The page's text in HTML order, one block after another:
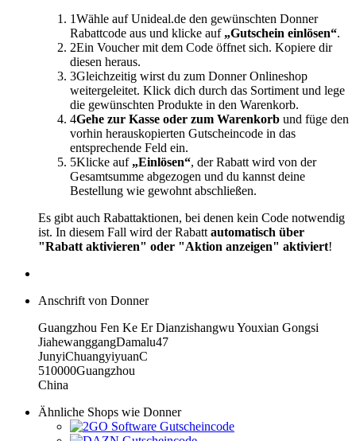
1Wähle auf Unideal.de den gewünschten Donner
Rabattcode aus und klicke auf „Gutschein einlösen“.
2Ein Voucher mit dem Code öffnet sich. Kopiere dir
diesen heraus.
3Gleichzeitig wirst du zum Donner Onlineshop
weitergeleitet. Klick dich durch das Sortiment und lege
die gewünschten Produkte in den Warenkorb.
4Gehe zur Kasse oder zum Warenkorb und füge den
vorhin herauskopierten Gutscheincode in das
entsprechende Feld ein.
5Klicke auf „Einlösen“, der Rabatt wird von der
Gesamtsumme abgezogen und du kannst deine
Bestellung wie gewohnt abschließen.
Es gibt auch Rabattaktionen, bei denen kein Code notwendig
ist. In diesem Fall wird der Rabatt automatisch über
"Rabatt aktivieren" oder "Aktion anzeigen" aktiviert!
Anschrift von Donner
Guangzhou Fen Ke Er Dianzishangwu Youxian Gongsi
JiahewanggangDamalu47
JunyiChuangyiyuanC
510000Guangzhou
China
Ähnliche Shops wie Donner